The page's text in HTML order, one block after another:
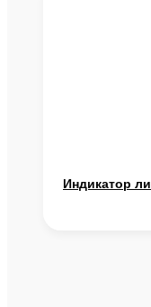
Индикатор